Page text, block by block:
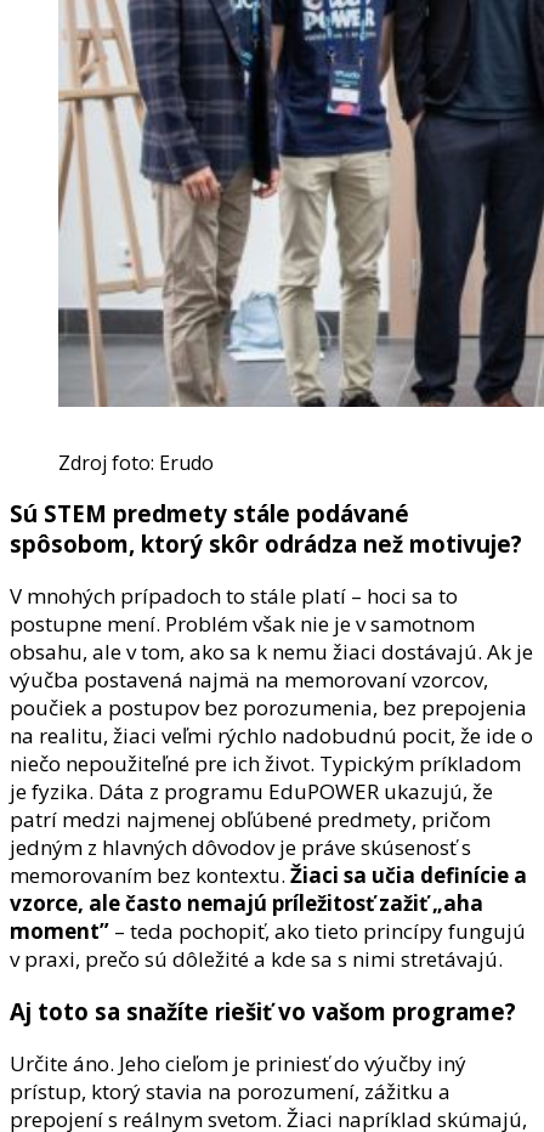
Zdroj foto: Erudo
Sú STEM predmety stále podávané
spôsobom, ktorý skôr odrádza než motivuje?
V mnohých prípadoch to stále platí – hoci sa to
postupne mení. Problém však nie je v samotnom
obsahu, ale v tom, ako sa k nemu žiaci dostávajú. Ak je
výučba postavená najmä na memorovaní vzorcov,
poučiek a postupov bez porozumenia, bez prepojenia
na realitu, žiaci veľmi rýchlo nadobudnú pocit, že ide o
niečo nepoužiteľné pre ich život. Typickým príkladom
je fyzika. Dáta z programu EduPOWER ukazujú, že
patrí medzi najmenej obľúbené predmety, pričom
jedným z hlavných dôvodov je práve skúsenosť s
memorovaním bez kontextu. Žiaci sa učia definície a
vzorce, ale často nemajú príležitosť zažiť „aha
moment” – teda pochopiť, ako tieto princípy fungujú
v praxi, prečo sú dôležité a kde sa s nimi stretávajú.
Aj toto sa snažíte riešiť vo vašom programe?
Určite áno. Jeho cieľom je priniesť do výučby iný
prístup, ktorý stavia na porozumení, zážitku a
prepojení s reálnym svetom. Žiaci napríklad skúmajú,